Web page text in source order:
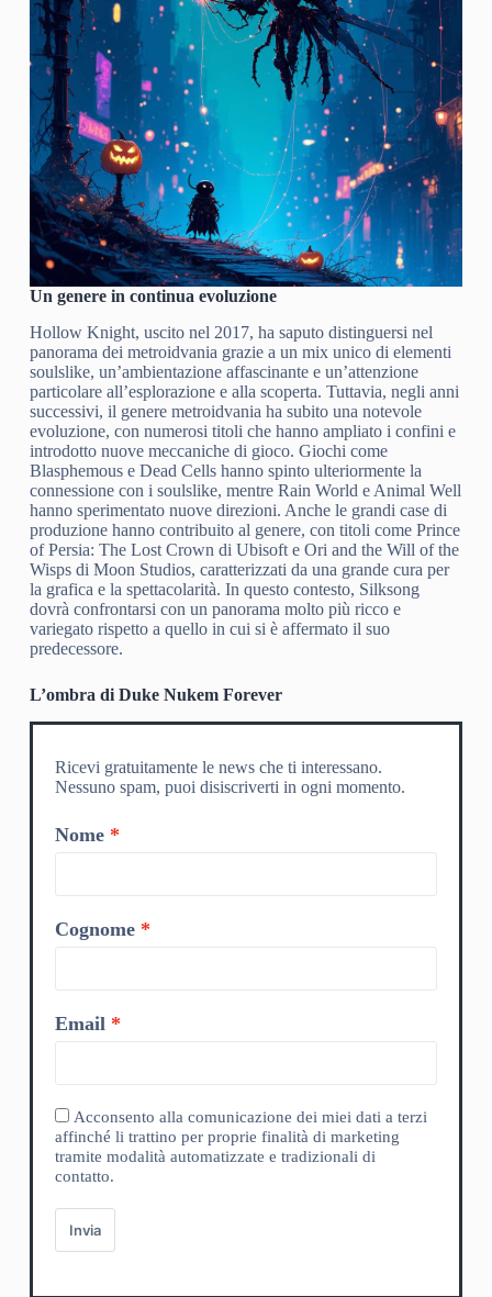
Un genere in continua evoluzione
Hollow Knight, uscito nel 2017, ha saputo distinguersi nel
panorama dei metroidvania grazie a un mix unico di elementi
soulslike, un’ambientazione affascinante e un’attenzione
particolare all’esplorazione e alla scoperta. Tuttavia, negli anni
successivi, il genere metroidvania ha subito una notevole
evoluzione, con numerosi titoli che hanno ampliato i confini e
introdotto nuove meccaniche di gioco. Giochi come
Blasphemous e Dead Cells hanno spinto ulteriormente la
connessione con i soulslike, mentre Rain World e Animal Well
hanno sperimentato nuove direzioni. Anche le grandi case di
produzione hanno contribuito al genere, con titoli come Prince
of Persia: The Lost Crown di Ubisoft e Ori and the Will of the
Wisps di Moon Studios, caratterizzati da una grande cura per
la grafica e la spettacolarità. In questo contesto, Silksong
dovrà confrontarsi con un panorama molto più ricco e
variegato rispetto a quello in cui si è affermato il suo
predecessore.
L’ombra di Duke Nukem Forever
Ricevi gratuitamente le news che ti interessano.
Nessuno spam, puoi disiscriverti in ogni momento.
Nome
Cognome
Email
Acconsento alla comunicazione dei miei dati a terzi
affinché li trattino per proprie finalità di marketing
tramite modalità automatizzate e tradizionali di
contatto.
Invia